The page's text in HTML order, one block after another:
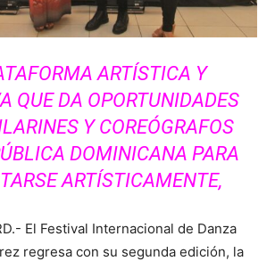
ARTÍSTICA Y
QUE DA OPORTUNIDADES
Y COREÓGRAFOS
DOMINICANA PARA
ARTÍSTICAMENTE,
El Festival Internacional de Danza
regresa con su segunda edición, la